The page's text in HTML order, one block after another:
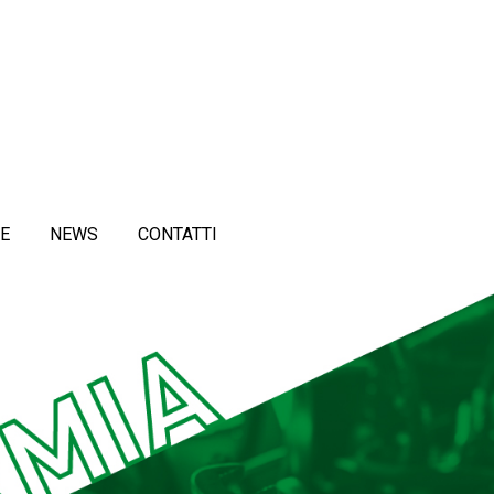
NEWS CONTATTI